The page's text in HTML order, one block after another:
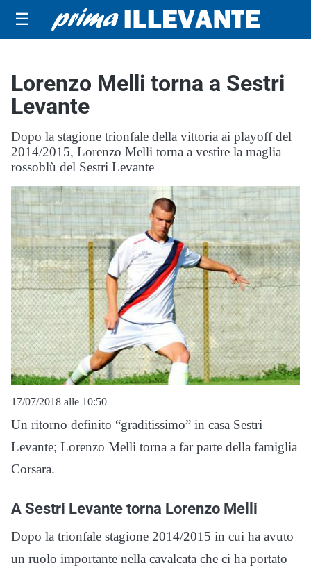
☰
Lorenzo Melli torna a Sestri
Levante
Dopo la stagione trionfale della vittoria ai playoff del
2014/2015, Lorenzo Melli torna a vestire la maglia
rossoblù del Sestri Levante
17/07/2018 alle 10:50
Un ritorno definito “graditissimo” in casa Sestri
Levante; Lorenzo Melli torna a far parte della famiglia
Corsara.
A Sestri Levante torna Lorenzo Melli
Dopo la trionfale stagione 2014/2015 in cui ha avuto
un ruolo importante nella cavalcata che ci ha portato